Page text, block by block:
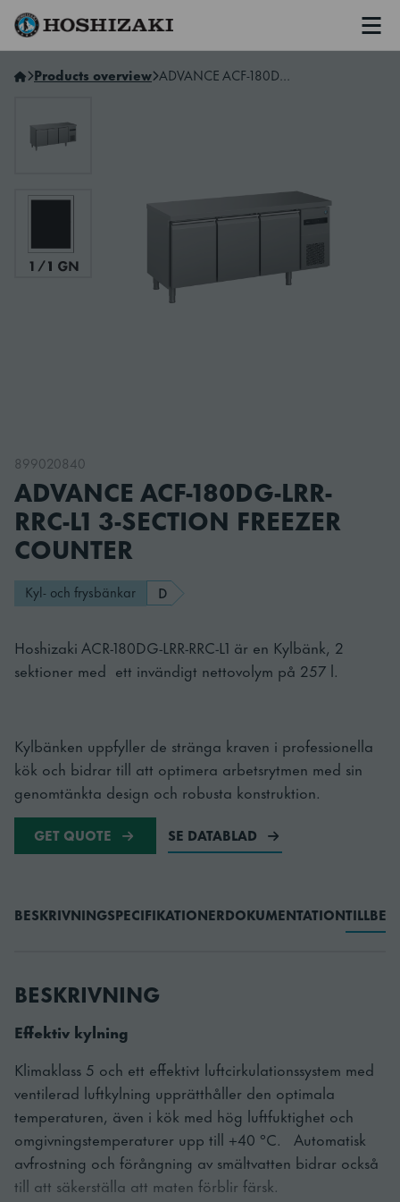
Hoshizaki Sweden
Products overview ADVANCE ACF-180DG-LRR-RRC-L1 3-Section Freezer Counter
899020840
ADVANCE ACF-180DG-LRR-
RRC-L1 3-SECTION FREEZER
COUNTER
Kyl- och frysbänkar D
Hoshizaki ACR-180DG-LRR-RRC-L1 är en Kylbänk, 2
sektioner med ett invändigt nettovolym på 257 l.
Kylbänken uppfyller de stränga kraven i professionella
kök och bidrar till att optimera arbetsrytmen med sin
genomtänkta design och robusta konstruktion.
GET QUOTE SE DATABLAD
BESKRIVNINGSPECIFIKATIONERDOKUMENTATION
BESKRIVNING
Effektiv kylning
Klimaklass 5 och ett effektivt luftcirkulationssystem med
ventilerad luftkylning upprätthåller den optimala
temperaturen, även i kök med hög luftfuktighet och
omgivningstemperaturer upp till +40 °C. Automatisk
avfrostning och förångning av smältvatten bidrar också
till att säkerställa att maten förblir färsk.